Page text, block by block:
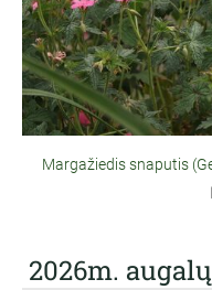
2026m.
Margažiedis snaputis